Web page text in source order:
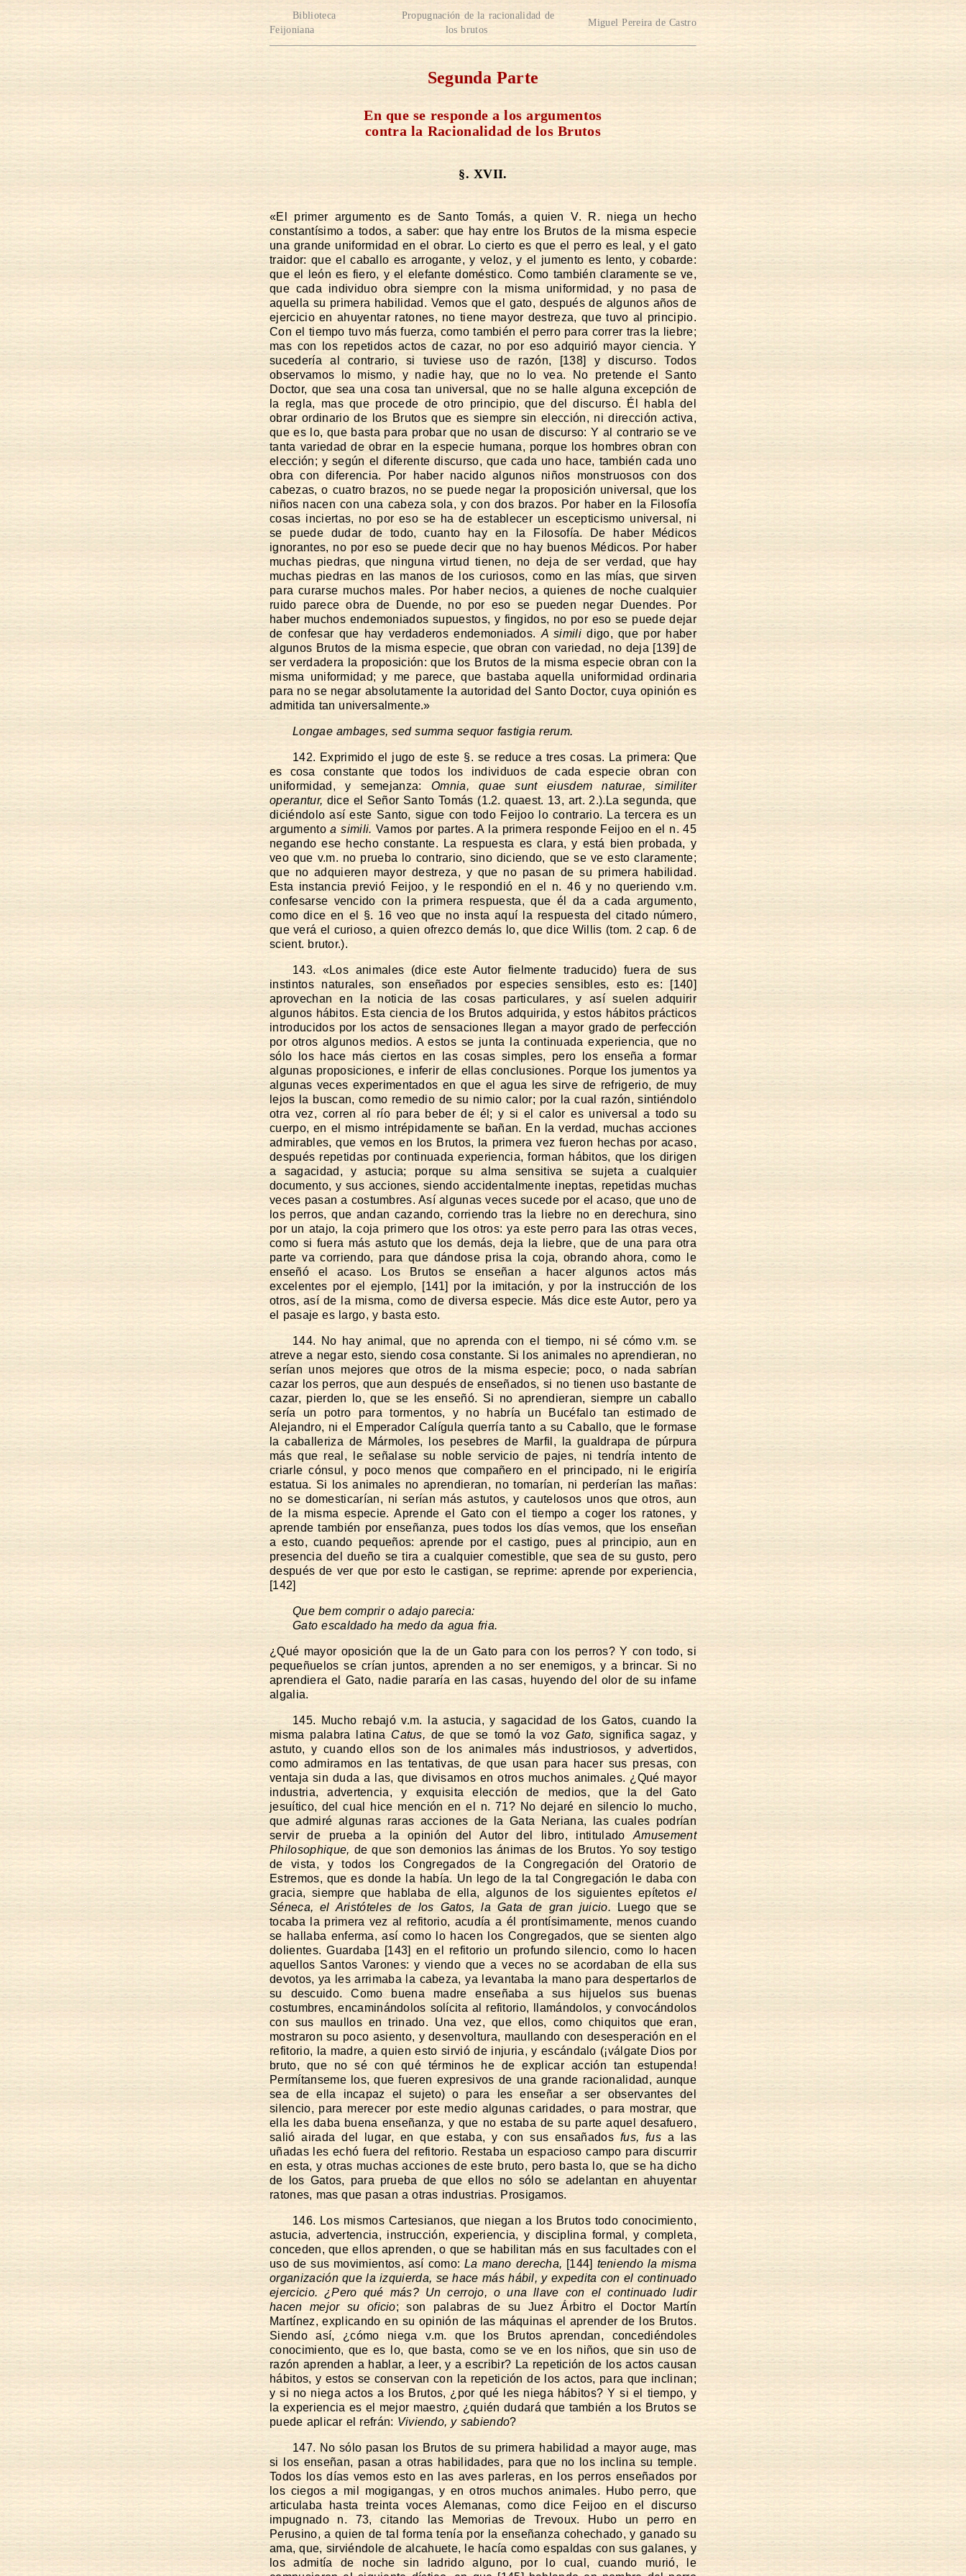
Biblioteca
Feijoniana
Propugnación de la racionalidad de
los brutos
Miguel Pereira de Castro
Segunda Parte
En que se responde a los argumentos
contra la Racionalidad de los Brutos
§. XVII.
«El primer argumento es de Santo Tomás, a quien V. R. niega un hecho
constantísimo a todos, a saber: que hay entre los Brutos de la misma especie
una grande uniformidad en el obrar. Lo cierto es que el perro es leal, y el gato
traidor: que el caballo es arrogante, y veloz, y el jumento es lento, y cobarde:
que el león es fiero, y el elefante doméstico. Como también claramente se ve,
que cada individuo obra siempre con la misma uniformidad, y no pasa de
aquella su primera habilidad. Vemos que el gato, después de algunos años de
ejercicio en ahuyentar ratones, no tiene mayor destreza, que tuvo al principio.
Con el tiempo tuvo más fuerza, como también el perro para correr tras la liebre;
mas con los repetidos actos de cazar, no por eso adquirió mayor ciencia. Y
sucedería al contrario, si tuviese uso de razón, [138] y discurso. Todos
observamos lo mismo, y nadie hay, que no lo vea. No pretende el Santo
Doctor, que sea una cosa tan universal, que no se halle alguna excepción de
la regla, mas que procede de otro principio, que del discurso. Él habla del
obrar ordinario de los Brutos que es siempre sin elección, ni dirección activa,
que es lo, que basta para probar que no usan de discurso: Y al contrario se ve
tanta variedad de obrar en la especie humana, porque los hombres obran con
elección; y según el diferente discurso, que cada uno hace, también cada uno
obra con diferencia. Por haber nacido algunos niños monstruosos con dos
cabezas, o cuatro brazos, no se puede negar la proposición universal, que los
niños nacen con una cabeza sola, y con dos brazos. Por haber en la Filosofía
cosas inciertas, no por eso se ha de establecer un escepticismo universal, ni
se puede dudar de todo, cuanto hay en la Filosofía. De haber Médicos
ignorantes, no por eso se puede decir que no hay buenos Médicos. Por haber
muchas piedras, que ninguna virtud tienen, no deja de ser verdad, que hay
muchas piedras en las manos de los curiosos, como en las mías, que sirven
para curarse muchos males. Por haber necios, a quienes de noche cualquier
ruido parece obra de Duende, no por eso se pueden negar Duendes. Por
haber muchos endemoniados supuestos, y fingidos, no por eso se puede dejar
de confesar que hay verdaderos endemoniados.A simili digo, que por haber
algunos Brutos de la misma especie, que obran con variedad, no deja [139] de
ser verdadera la proposición: que los Brutos de la misma especie obran con la
misma uniformidad; y me parece, que bastaba aquella uniformidad ordinaria
para no se negar absolutamente la autoridad del Santo Doctor, cuya opinión es
admitida tan universalmente.»
Longae ambages, sed summa sequor fastigia rerum.
142. Exprimido el jugo de este §. se reduce a tres cosas. La primera: Que
es cosa constante que todos los individuos de cada especie obran con
uniformidad, y semejanza: Omnia, quae sunt eiusdem naturae, similiter
operantur, dice el Señor Santo Tomás (1.2. quaest. 13, art. 2.).La segunda, que
diciéndolo así este Santo, sigue con todo Feijoo lo contrario. La tercera es un
argumentoa simili. Vamos por partes. A la primera responde Feijoo en el n. 45
negando ese hecho constante. La respuesta es clara, y está bien probada, y
veo que v.m. no prueba lo contrario, sino diciendo, que se ve esto claramente;
que no adquieren mayor destreza, y que no pasan de su primera habilidad.
Esta instancia previó Feijoo, y le respondió en el n. 46 y no queriendo v.m.
confesarse vencido con la primera respuesta, que él da a cada argumento,
como dice en el §. 16 veo que no insta aquí la respuesta del citado número,
que verá el curioso, a quien ofrezco demás lo, que dice Willis (tom. 2 cap. 6 de
scient. brutor.).
143. «Los animales (dice este Autor fielmente traducido) fuera de sus
instintos naturales, son enseñados por especies sensibles, esto es: [140]
aprovechan en la noticia de las cosas particulares, y así suelen adquirir
algunos hábitos. Esta ciencia de los Brutos adquirida, y estos hábitos prácticos
introducidos por los actos de sensaciones llegan a mayor grado de perfección
por otros algunos medios. A estos se junta la continuada experiencia, que no
sólo los hace más ciertos en las cosas simples, pero los enseña a formar
algunas proposiciones, e inferir de ellas conclusiones. Porque los jumentos ya
algunas veces experimentados en que el agua les sirve de refrigerio, de muy
lejos la buscan, como remedio de su nimio calor; por la cual razón, sintiéndolo
otra vez, corren al río para beber de él; y si el calor es universal a todo su
cuerpo, en el mismo intrépidamente se bañan. En la verdad, muchas acciones
admirables, que vemos en los Brutos, la primera vez fueron hechas por acaso,
después repetidas por continuada experiencia, forman hábitos, que los dirigen
a sagacidad, y astucia; porque su alma sensitiva se sujeta a cualquier
documento, y sus acciones, siendo accidentalmente ineptas, repetidas muchas
veces pasan a costumbres. Así algunas veces sucede por el acaso, que uno de
los perros, que andan cazando, corriendo tras la liebre no en derechura, sino
por un atajo, la coja primero que los otros: ya este perro para las otras veces,
como si fuera más astuto que los demás, deja la liebre, que de una para otra
parte va corriendo, para que dándose prisa la coja, obrando ahora, como le
enseñó el acaso. Los Brutos se enseñan a hacer algunos actos más
excelentes por el ejemplo, [141] por la imitación, y por la instrucción de los
otros, así de la misma, como de diversa especie. Más dice este Autor, pero ya
el pasaje es largo, y basta esto.
144. No hay animal, que no aprenda con el tiempo, ni sé cómo v.m. se
atreve a negar esto, siendo cosa constante. Si los animales no aprendieran, no
serían unos mejores que otros de la misma especie; poco, o nada sabrían
cazar los perros, que aun después de enseñados, si no tienen uso bastante de
cazar, pierden lo, que se les enseñó. Si no aprendieran, siempre un caballo
sería un potro para tormentos, y no habría un Bucéfalo tan estimado de
Alejandro, ni el Emperador Calígula querría tanto a su Caballo, que le formase
la caballeriza de Mármoles, los pesebres de Marfil, la gualdrapa de púrpura
más que real, le señalase su noble servicio de pajes, ni tendría intento de
criarle cónsul, y poco menos que compañero en el principado, ni le erigiría
estatua. Si los animales no aprendieran, no tomarían, ni perderían las mañas:
no se domesticarían, ni serían más astutos, y cautelosos unos que otros, aun
de la misma especie. Aprende el Gato con el tiempo a coger los ratones, y
aprende también por enseñanza, pues todos los días vemos, que los enseñan
a esto, cuando pequeños: aprende por el castigo, pues al principio, aun en
presencia del dueño se tira a cualquier comestible, que sea de su gusto, pero
después de ver que por esto le castigan, se reprime: aprende por experiencia,
[142]
Que bem comprir o adajo parecia:
Gato escaldado ha medo da agua fria.
¿Qué mayor oposición que la de un Gato para con los perros? Y con todo, si
pequeñuelos se crían juntos, aprenden a no ser enemigos, y a brincar. Si no
aprendiera el Gato, nadie pararía en las casas, huyendo del olor de su infame
algalia.
145. Mucho rebajó v.m. la astucia, y sagacidad de los Gatos, cuando la
misma palabra latinaCatus, de que se tomó la voz Gato, significa sagaz, y
astuto, y cuando ellos son de los animales más industriosos, y advertidos,
como admiramos en las tentativas, de que usan para hacer sus presas, con
ventaja sin duda a las, que divisamos en otros muchos animales. ¿Qué mayor
industria, advertencia, y exquisita elección de medios, que la del Gato
jesuítico, del cual hice mención en el n. 71? No dejaré en silencio lo mucho,
que admiré algunas raras acciones de la Gata Neriana, las cuales podrían
servir de prueba a la opinión del Autor del libro, intituladoAmusement
Philosophique, de que son demonios las ánimas de los Brutos. Yo soy testigo
de vista, y todos los Congregados de la Congregación del Oratorio de
Estremos, que es donde la había. Un lego de la tal Congregación le daba con
gracia, siempre que hablaba de ella, algunos de los siguientes epítetosel
Séneca, el Aristóteles de los Gatos, la Gata de gran juicio. Luego que se
tocaba la primera vez al refitorio, acudía a él prontísimamente, menos cuando
se hallaba enferma, así como lo hacen los Congregados, que se sienten algo
dolientes. Guardaba [143] en el refitorio un profundo silencio, como lo hacen
aquellos Santos Varones: y viendo que a veces no se acordaban de ella sus
devotos, ya les arrimaba la cabeza, ya levantaba la mano para despertarlos de
su descuido. Como buena madre enseñaba a sus hijuelos sus buenas
costumbres, encaminándolos solícita al refitorio, llamándolos, y convocándolos
con sus maullos en trinado. Una vez, que ellos, como chiquitos que eran,
mostraron su poco asiento, y desenvoltura, maullando con desesperación en el
refitorio, la madre, a quien esto sirvió de injuria, y escándalo (¡válgate Dios por
bruto, que no sé con qué términos he de explicar acción tan estupenda!
Permítanseme los, que fueren expresivos de una grande racionalidad, aunque
sea de ella incapaz el sujeto) o para les enseñar a ser observantes del
silencio, para merecer por este medio algunas caridades, o para mostrar, que
ella les daba buena enseñanza, y que no estaba de su parte aquel desafuero,
salió airada del lugar, en que estaba, y con sus ensañados fus, fus a las
uñadas les echó fuera del refitorio. Restaba un espacioso campo para discurrir
en esta, y otras muchas acciones de este bruto, pero basta lo, que se ha dicho
de los Gatos, para prueba de que ellos no sólo se adelantan en ahuyentar
ratones, mas que pasan a otras industrias. Prosigamos.
146. Los mismos Cartesianos, que niegan a los Brutos todo conocimiento,
astucia, advertencia, instrucción, experiencia, y disciplina formal, y completa,
conceden, que ellos aprenden, o que se habilitan más en sus facultades con el
uso de sus movimientos, así como:La mano derecha, [144] teniendo la misma
organización que la izquierda, se hace más hábil, y expedita con el continuado
ejercicio. ¿Pero qué más? Un cerrojo, o una llave con el continuado ludir
hacen mejor su oficio; son palabras de su Juez Árbitro el Doctor Martín
Martínez, explicando en su opinión de las máquinas el aprender de los Brutos.
Siendo así, ¿cómo niega v.m. que los Brutos aprendan, concediéndoles
conocimiento, que es lo, que basta, como se ve en los niños, que sin uso de
razón aprenden a hablar, a leer, y a escribir? La repetición de los actos causan
hábitos, y estos se conservan con la repetición de los actos, para que inclinan;
y si no niega actos a los Brutos, ¿por qué les niega hábitos? Y si el tiempo, y
la experiencia es el mejor maestro, ¿quién dudará que también a los Brutos se
puede aplicar el refrán: Viviendo, y sabiendo?
147. No sólo pasan los Brutos de su primera habilidad a mayor auge, mas
si los enseñan, pasan a otras habilidades, para que no los inclina su temple.
Todos los días vemos esto en las aves parleras, en los perros enseñados por
los ciegos a mil mogigangas, y en otros muchos animales. Hubo perro, que
articulaba hasta treinta voces Alemanas, como dice Feijoo en el discurso
impugnado n. 73, citando las Memorias de Trevoux. Hubo un perro en
Perusino, a quien de tal forma tenía por la enseñanza cohechado, y ganado su
ama, que, sirviéndole de alcahuete, le hacía como espaldas con sus galanes, y
los admitía de noche sin ladrido alguno, por lo cual, cuando murió, le